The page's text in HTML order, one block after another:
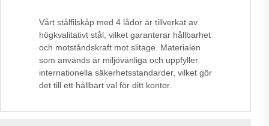
Vårt stålfilskåp med 4 lådor är tillverkat av
högkvalitativt stål, vilket garanterar hållbarhet
och motståndskraft mot slitage. Materialen
som används är miljövänliga och uppfyller
internationella säkerhetsstandarder, vilket gör
det till ett hållbart val för ditt kontor.